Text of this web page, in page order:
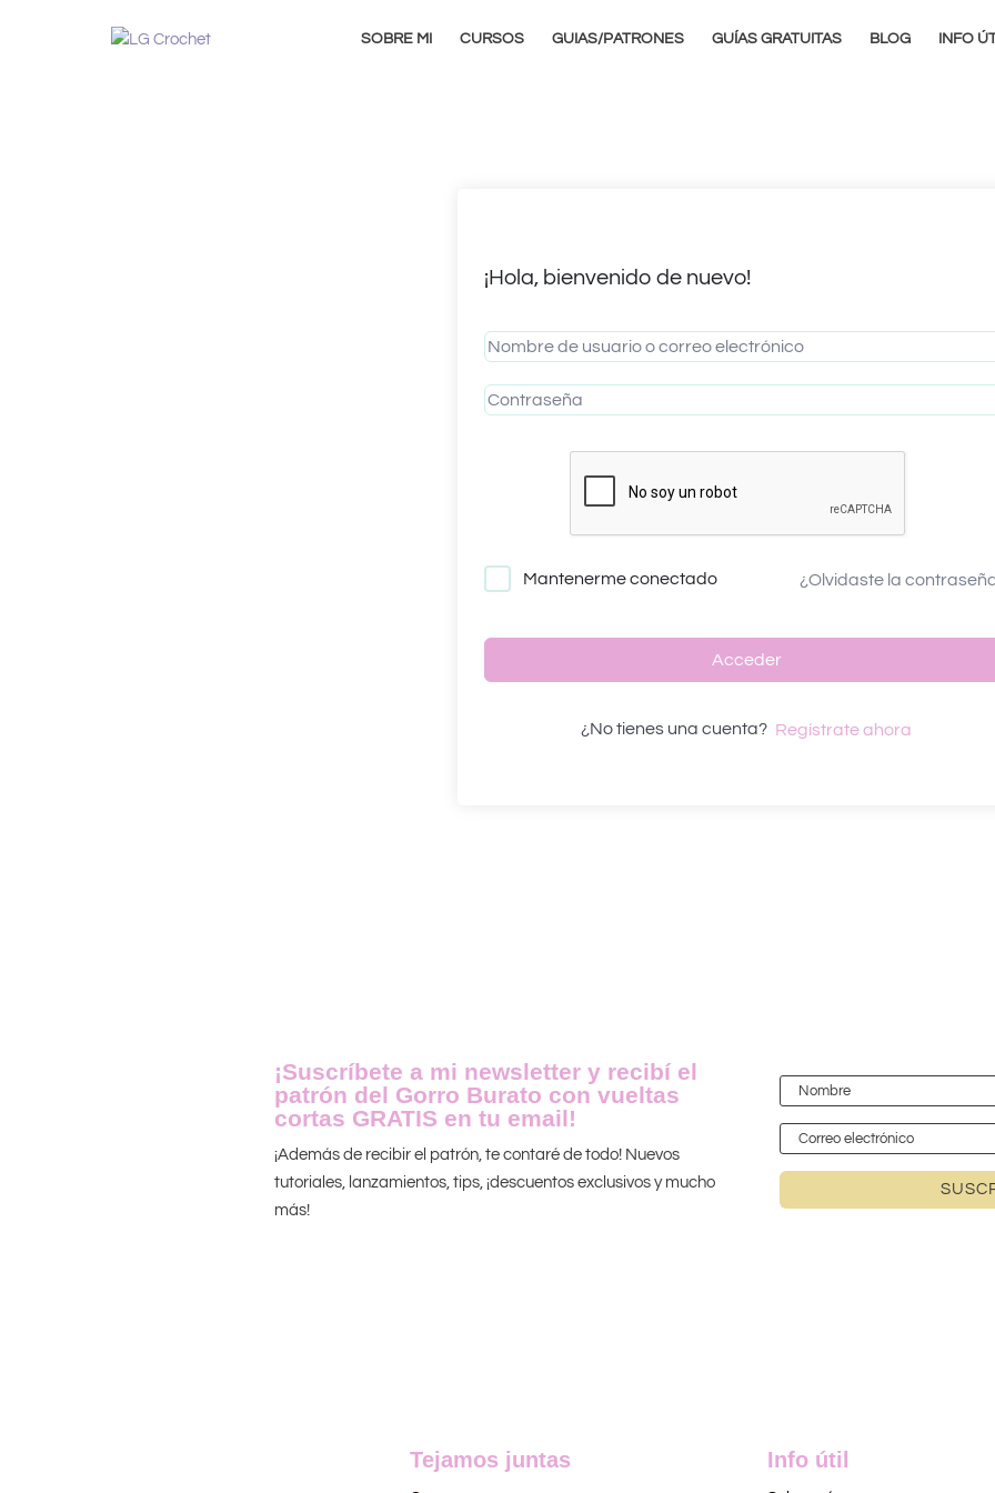
SOBRE MI CURSOS GUIAS/PATRONES GUÍAS GRATUITAS BLOG INFO
¡Hola, bienvenido de nuevo!
Mantenerme conectado ¿Olvidaste la
Acceder
¿No tienes una cuenta? Regístrate ahora
¡Suscríbete a mi newsletter y recibí el
patrón del Gorro Burato con vueltas
cortas GRATIS en tu email!
¡Además de recibir el patrón, te contaré de todo! Nuevos
tutoriales, lanzamientos, tips, ¡descuentos exclusivos y mucho
más!
Tejamos juntas Info útil